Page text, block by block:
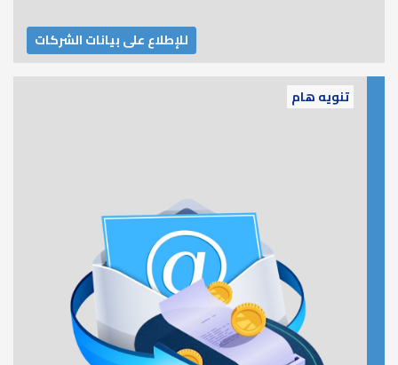
للإطلاع على بيانات الشركات
تنويه هام